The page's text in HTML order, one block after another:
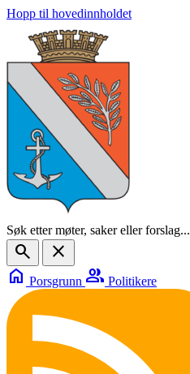
Hopp til hovedinnholdet
Søk etter møter, saker eller forslag...
search
close
home Porsgrunn group Politikere